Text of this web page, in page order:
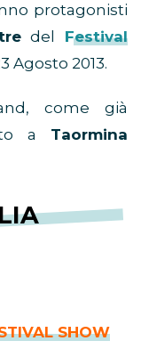
protagonisti
del Festival
Agosto 2013.
come già
a Taormina
SHOW